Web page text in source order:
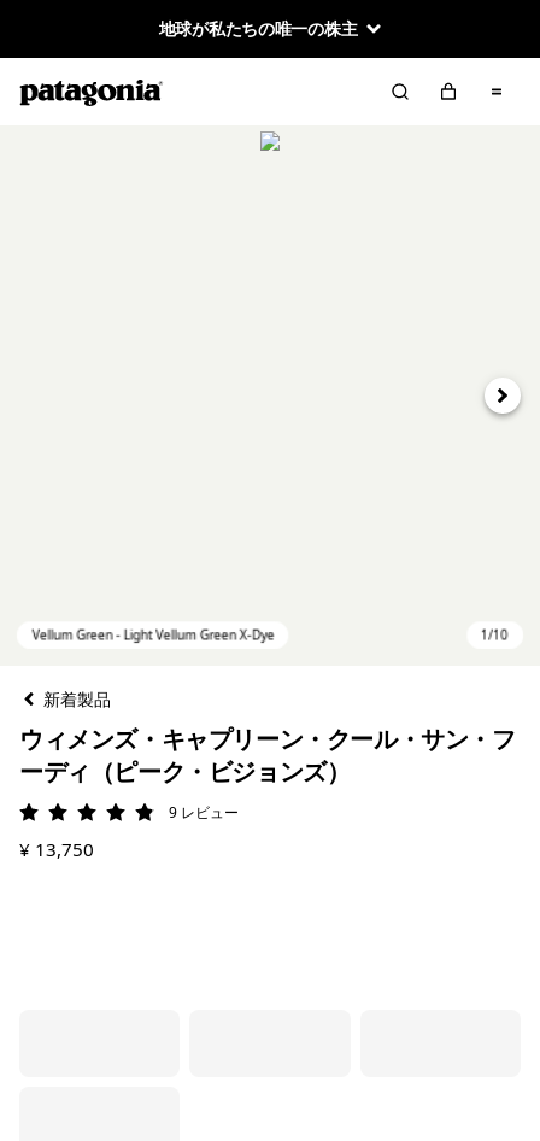
地球が私たちの唯一の株主
次へ
新着製品
ウィメンズ・キャプリーン・クール・サン・フ
ーディ（ピーク・ビジョンズ）
評価: 4.9 / 5
9 レビュー
¥ 13,750